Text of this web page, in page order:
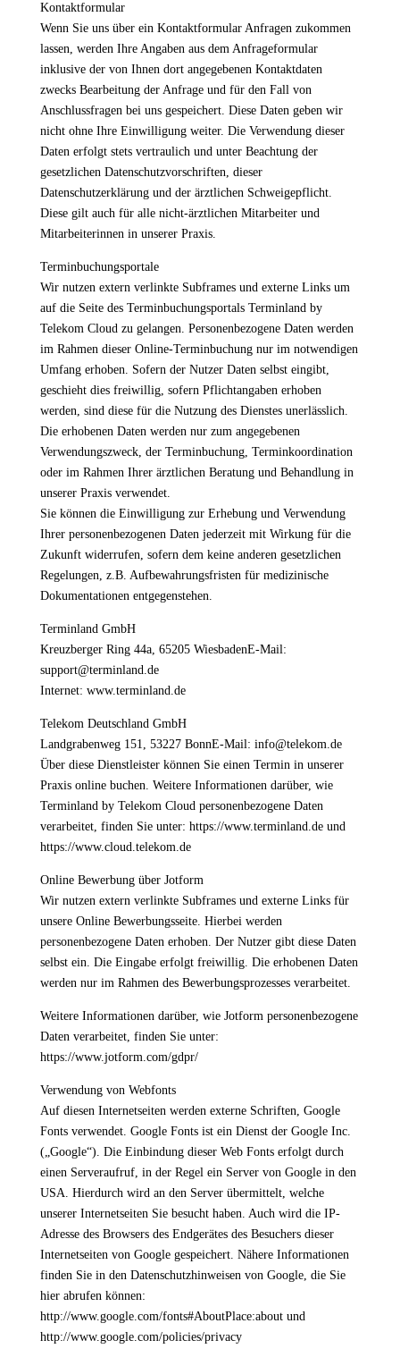
Kontaktformular
Wenn Sie uns über ein Kontaktformular Anfragen zukommen
lassen, werden Ihre Angaben aus dem Anfrageformular
inklusive der von Ihnen dort angegebenen Kontaktdaten
zwecks Bearbeitung der Anfrage und für den Fall von
Anschlussfragen bei uns gespeichert. Diese Daten geben wir
nicht ohne Ihre Einwilligung weiter. Die Verwendung dieser
Daten erfolgt stets vertraulich und unter Beachtung der
gesetzlichen Datenschutzvorschriften, dieser
Datenschutzerklärung und der ärztlichen Schweigepflicht.
Diese gilt auch für alle nicht-ärztlichen Mitarbeiter und
Mitarbeiterinnen in unserer Praxis.
Terminbuchungsportale
Wir nutzen extern verlinkte Subframes und externe Links um
auf die Seite des Terminbuchungsportals Terminland by
Telekom Cloud zu gelangen. Personenbezogene Daten werden
im Rahmen dieser Online-Terminbuchung nur im notwendigen
Umfang erhoben. Sofern der Nutzer Daten selbst eingibt,
geschieht dies freiwillig, sofern Pflichtangaben erhoben
werden, sind diese für die Nutzung des Dienstes unerlässlich.
Die erhobenen Daten werden nur zum angegebenen
Verwendungszweck, der Terminbuchung, Terminkoordination
oder im Rahmen Ihrer ärztlichen Beratung und Behandlung in
unserer Praxis verwendet.
Sie können die Einwilligung zur Erhebung und Verwendung
Ihrer personenbezogenen Daten jederzeit mit Wirkung für die
Zukunft widerrufen, sofern dem keine anderen gesetzlichen
Regelungen, z.B. Aufbewahrungsfristen für medizinische
Dokumentationen entgegenstehen.
Terminland GmbH
Kreuzberger Ring 44a, 65205 WiesbadenE-Mail:
support@terminland.de
Internet: www.terminland.de
Telekom Deutschland GmbH
Landgrabenweg 151, 53227 BonnE-Mail: info@telekom.de
Über diese Dienstleister können Sie einen Termin in unserer
Praxis online buchen. Weitere Informationen darüber, wie
Terminland by Telekom Cloud personenbezogene Daten
verarbeitet, finden Sie unter: https://www.terminland.de und
https://www.cloud.telekom.de
Online Bewerbung über Jotform
Wir nutzen extern verlinkte Subframes und externe Links für
unsere Online Bewerbungsseite. Hierbei werden
personenbezogene Daten erhoben. Der Nutzer gibt diese Daten
selbst ein. Die Eingabe erfolgt freiwillig. Die erhobenen Daten
werden nur im Rahmen des Bewerbungsprozesses verarbeitet.
Weitere Informationen darüber, wie Jotform personenbezogene
Daten verarbeitet, finden Sie unter:
https://www.jotform.com/gdpr/
Verwendung von Webfonts
Auf diesen Internetseiten werden externe Schriften, Google
Fonts verwendet. Google Fonts ist ein Dienst der Google Inc.
(„Google“). Die Einbindung dieser Web Fonts erfolgt durch
einen Serveraufruf, in der Regel ein Server von Google in den
USA. Hierdurch wird an den Server übermittelt, welche
unserer Internetseiten Sie besucht haben. Auch wird die IP-
Adresse des Browsers des Endgerätes des Besuchers dieser
Internetseiten von Google gespeichert. Nähere Informationen
finden Sie in den Datenschutzhinweisen von Google, die Sie
hier abrufen können:
http://www.google.com/fonts#AboutPlace:about und
http://www.google.com/policies/privacy